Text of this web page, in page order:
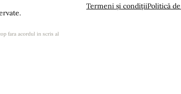
fara acordul in scris al
Termeni și condițiiPolitică